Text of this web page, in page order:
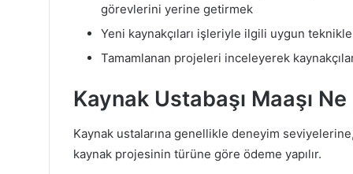
görevlerini yerine getirmek
Yeni kaynakçıları işleriyle ilgili uygun
Tamamlanan projeleri inceleyerek
Kaynak Ustabaşı Maaşı
Kaynak ustalarına genellikle deneyim
kaynak projesinin türüne göre ödeme yapılır.